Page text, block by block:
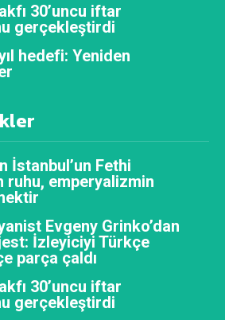
30’uncu iftar
gerçekleştirdi
hedefi: Yeniden
İstanbul’un Fethi
ruhu, emperyalizmin
Evgeny Grinko’dan
İzleyiciyi Türkçe
parça çaldı
30’uncu iftar
gerçekleştirdi